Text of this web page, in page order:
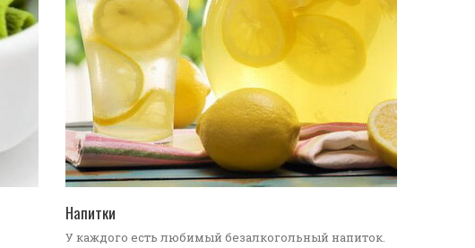
Напитки
У каждого есть любимый безалкогольный напиток.